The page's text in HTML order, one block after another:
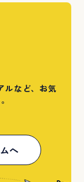
ルなど、お気
へ